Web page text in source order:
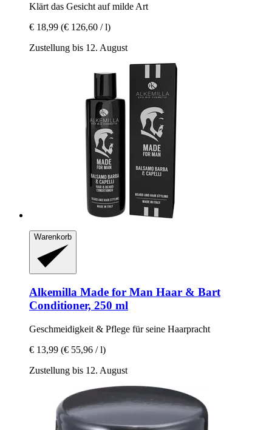
Klärt das Gesicht auf milde Art
€ 18,99 (€ 126,60 / l)
Zustellung bis 12. August
Warenkorb
Alkemilla Made for Man Haar & Bart
Conditioner, 250 ml
Geschmeidigkeit & Pflege für seine Haarpracht
€ 13,99 (€ 55,96 / l)
Zustellung bis 12. August